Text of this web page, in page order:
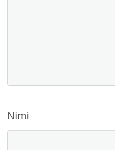
Nimi